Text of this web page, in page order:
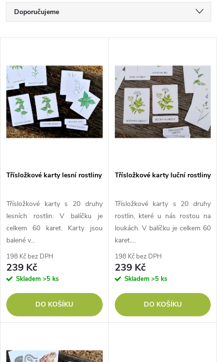
Ř
a
z
e
n
í
r
o
d
u
k
t
ů
Doporučujeme
Nejprodávanější
Abecedně
ý
p
i
s
p
r
o
d
u
k
t
Třísložkové karty lesní rostliny
Třísložkové karty s 20 druhy
lesních rostlin. V balíčku je
celkem 60 karet. Karty jsou
balené v…
198 Kč bez DPH
239 Kč
Skladem >5 ks
DO KOŠÍKU
Třísložkové karty luční rostliny
Třísložkové karty s 20 druhy
rostlin, které u nás rostou na
loukách. V balíčku je celkem 60
karet.…
198 Kč bez DPH
239 Kč
Skladem >5 ks
DO KOŠÍKU